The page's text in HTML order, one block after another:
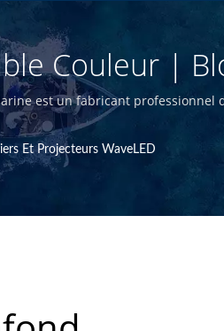
Couleur |
est un fabricant
un contrôle de qualité au
qualité à des prix compétitifs.
Et Projecteurs WaveLED